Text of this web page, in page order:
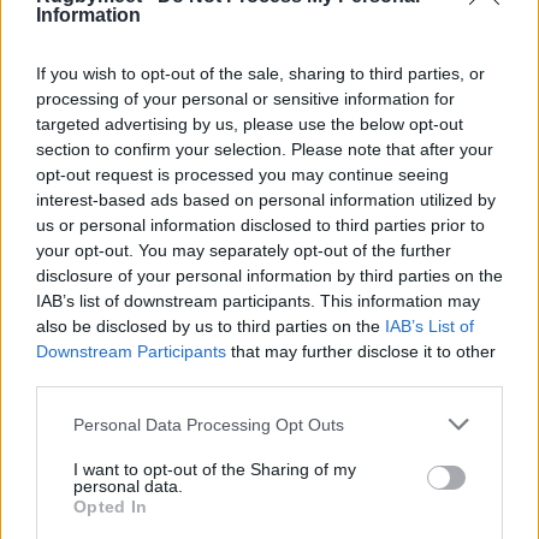
Information
If you wish to opt-out of the sale, sharing to third parties, or
processing of your personal or sensitive information for
targeted advertising by us, please use the below opt-out
section to confirm your selection. Please note that after your
opt-out request is processed you may continue seeing
interest-based ads based on personal information utilized by
us or personal information disclosed to third parties prior to
your opt-out. You may separately opt-out of the further
disclosure of your personal information by third parties on the
IAB’s list of downstream participants. This information may
also be disclosed by us to third parties on the IAB’s List of
Downstream Participants that may further disclose it to other
Personal Data Processing Opt Outs
I want to opt-out of the Sharing of my
personal data.
Opted In
Torino, Allianz Stadium
– sabato 7 novembre,
Italia v Sudafrica
Genova, Stadio “Luigi Ferraris”– sabato 14
novembre, ore 12.40
Italia v Argentina
Udine, Bluenergy Stadium– sabato 21
novembre, ore 17.40
Italia v Fiji
Calendario Italia – Nations
Championship 2026